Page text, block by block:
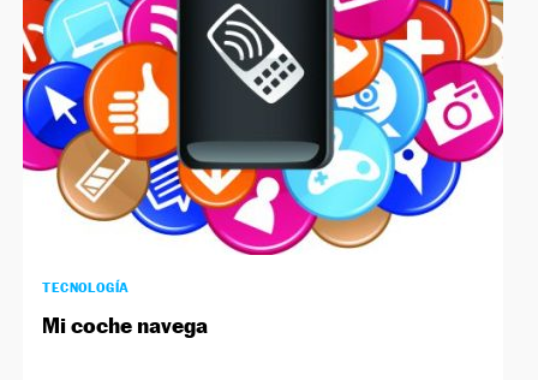
TECNOLOGÍA
Mi coche navega